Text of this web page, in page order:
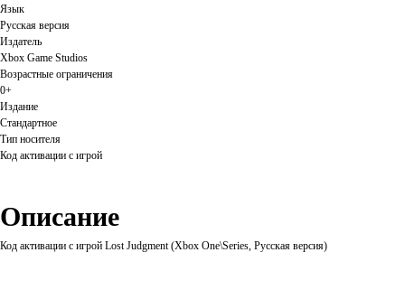
Язык
Русская версия
Издатель
Xbox Game Studios
Возрастные ограничения
0+
Издание
Стандартное
Тип носителя
Код активации с игрой
Описание
Код активации с игрой Lost Judgment (Xbox One\Series, Русская версия)